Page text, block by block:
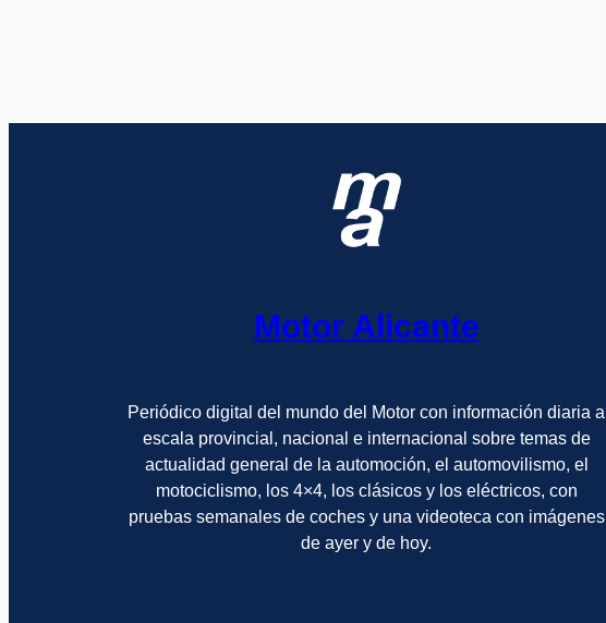
Motor Alicante
Periódico digital del mundo del Motor con información diaria a
escala provincial, nacional e internacional sobre temas de
actualidad general de la automoción, el automovilismo, el
motociclismo, los 4×4, los clásicos y los eléctricos, con
pruebas semanales de coches y una videoteca con imágenes
de ayer y de hoy.